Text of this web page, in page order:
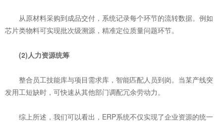
从原材料采购到成品交付，系统记录每个环节的流转数据。例如
芯片类物料可实现批次级溯源，精准定位质量问题环节。
‌(2)人力资源统筹‌
整合员工技能库与项目需求库，智能匹配人员到岗。当某产线突
发用工短缺时，可快速从其他部门调配冗余劳动力。
综上所述，我们可以看出，ERP系统不仅实现了企业资源的统一